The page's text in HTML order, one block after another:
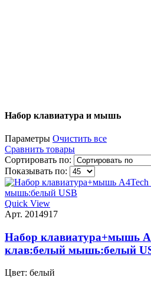
Набор клавиатура и мышь
Параметры Очистить все
Сравнить товары
Сортировать по:
Показывать по:
Quick View
Арт. 2014917
Набор клавиатура+мышь
клав:белый мышь:белый
Цвет: белый